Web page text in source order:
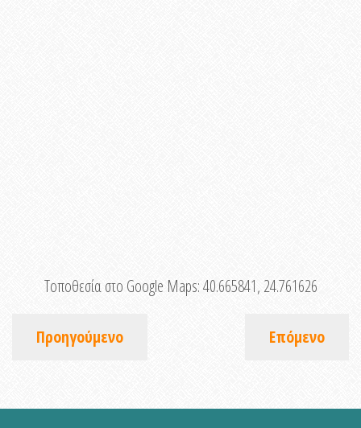
Τοποθεσία στο Google Maps:40.665841, 24.761626
Προηγούμενο Επόμενο